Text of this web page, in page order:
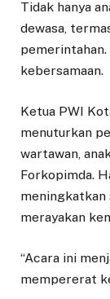
Tidak hanya
dewasa,
pemerintahan.
kebersamaan.
Ketua PWI
menuturkan
wartawan,
Forkopimda.
meningkatkan
merayakan
“Acara ini
mempererat